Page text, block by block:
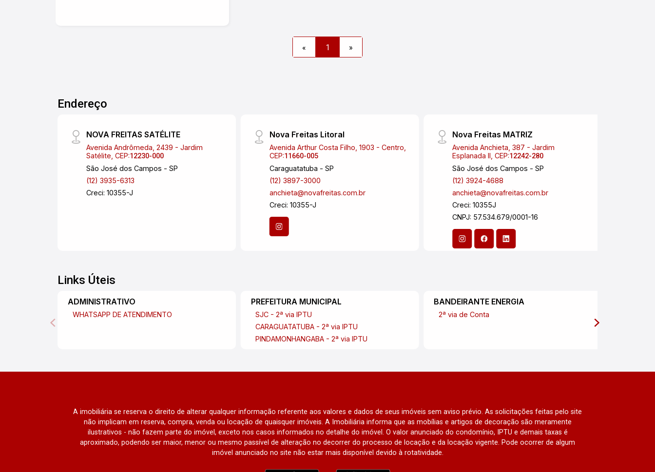
« 1 »
Endereço
NOVA FREITAS SATÉLITE
Avenida Andrômeda, 2439 - Jardim
Satélite, CEP:12230-000
São José dos Campos - SP
(12) 3935-6313
Creci: 10355-J
Nova Freitas Litoral
Avenida Arthur Costa Filho, 1903 - Centro,
CEP:11660-005
Caraguatatuba - SP
(12) 3897-3000
anchieta@novafreitas.com.br
Creci: 10355-J
Nova Freitas MATRIZ
Avenida Anchieta, 387 - Jardim
Esplanada II, CEP:12242-280
São José dos Campos - SP
(12) 3924-4688
anchieta@novafreitas.com.br
Creci: 10355J
CNPJ: 57.534.679/0001-16
Links Úteis
ADMINISTRATIVO
WHATSAPP DE ATENDIMENTO
PREFEITURA MUNICIPAL
SJC - 2ª via IPTU
CARAGUATATUBA - 2ª via IPTU
PINDAMONHANGABA - 2ª via IPTU
BANDEIRANTE ENERGIA
2ª via de Conta
A imobiliária se reserva o direito de alterar qualquer informação referente aos valores e dados de seus imóveis sem aviso prévio. As solicitações feitas pelo site
não implicam em reserva, compra, venda ou locação de quaisquer imóveis. A Imobiliária informa que as mobílias e artigos de decoração são meramente
ilustrativos - não fazem parte do imóvel, exceto nos casos informados no detalhe do imóvel. O valor anunciado do condomínio, IPTU e demais taxas é
aproximado, podendo ser maior, menor ou mesmo passível de alteração no decorrer do processo de locação e da locação vigente. Pode ocorrer de algum
imóvel anunciado no site não estar mais disponível devido à rotatividade.